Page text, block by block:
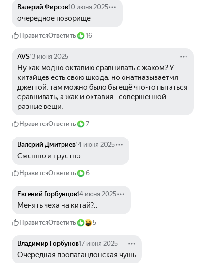
Валерий Фирсов10 июня 2025
очередное позорище
НравитсяОтветить 16
AVS13 июня 2025
Ну как модно октавию сравнивать с жаком? У
китайцев есть свою шкода, но онатназываетмя
джеттой, там можно было бы ещё что-то пытаться
сравнивать, а жак и октавия - совершенной
разные вещи.
НравитсяОтветить 7
Валерий Дмитриев14 июня 2025
Смешно и грустно
НравитсяОтветить 6
Евгений Горбунцов14 июня 2025
Менять чеха на китай?..
НравитсяОтветить 5
Владимир Горбунов17 июня 2025
Очередная пропагандонская чушь